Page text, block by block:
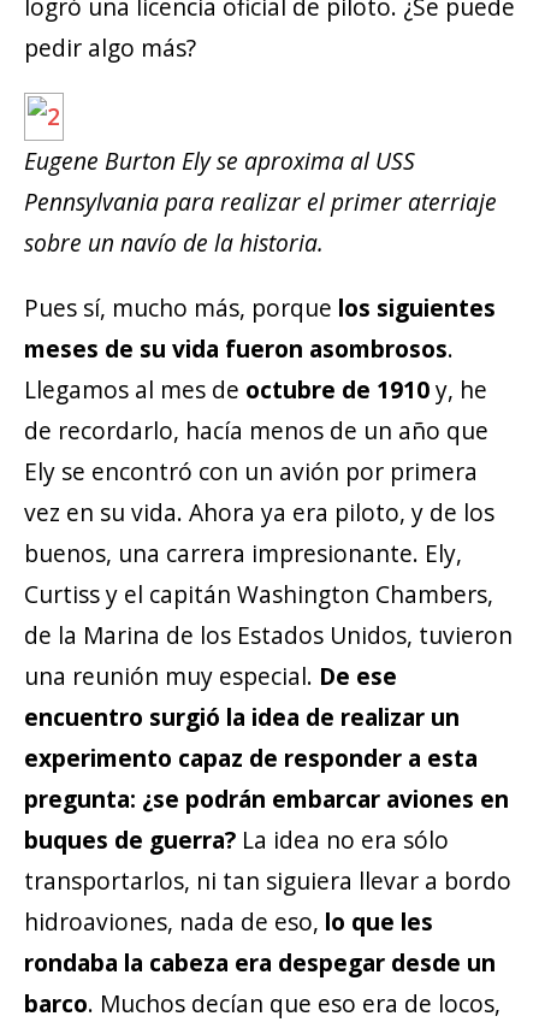
pedir algo más?
Eugene Burton Ely se aproxima al USS
Pennsylvania para realizar el primer aterriaje
sobre un navío de la historia.
Pues sí, mucho más, porque los siguientes
meses de su vida fueron asombrosos.
Llegamos al mes de octubre de 1910y, he
de recordarlo, hacía menos de un año que
Ely se encontró con un avión por primera
vez en su vida. Ahora ya era piloto, y de los
buenos, una carrera impresionante. Ely,
Curtiss y el capitán Washington Chambers,
de la Marina de los Estados Unidos, tuvieron
una reunión muy especial. De ese
encuentro surgió la idea de realizar un
experimento capaz de responder a esta
pregunta: ¿se podrán embarcar aviones en
buques de guerra? La idea no era sólo
transportarlos, ni tan siguiera llevar a bordo
hidroaviones, nada de eso, lo que les
rondaba la cabeza era despegar desde un
barco. Muchos decían que eso era de locos,